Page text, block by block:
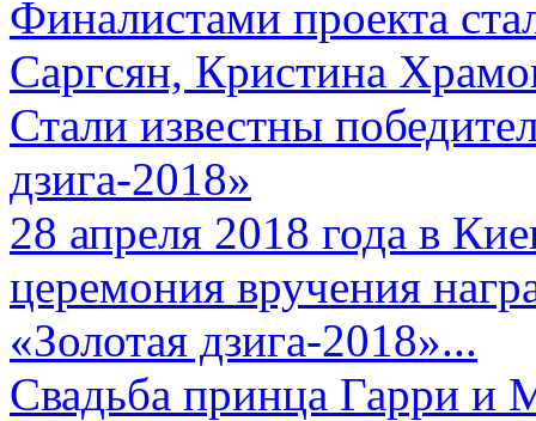
Финалистами проекта
Саргсян, Кристина
Стали известны
дзига-2018»
28 апреля 2018 года в
церемония вручения
«Золотая дзига-2018»...
Свадьба принца Гарри и